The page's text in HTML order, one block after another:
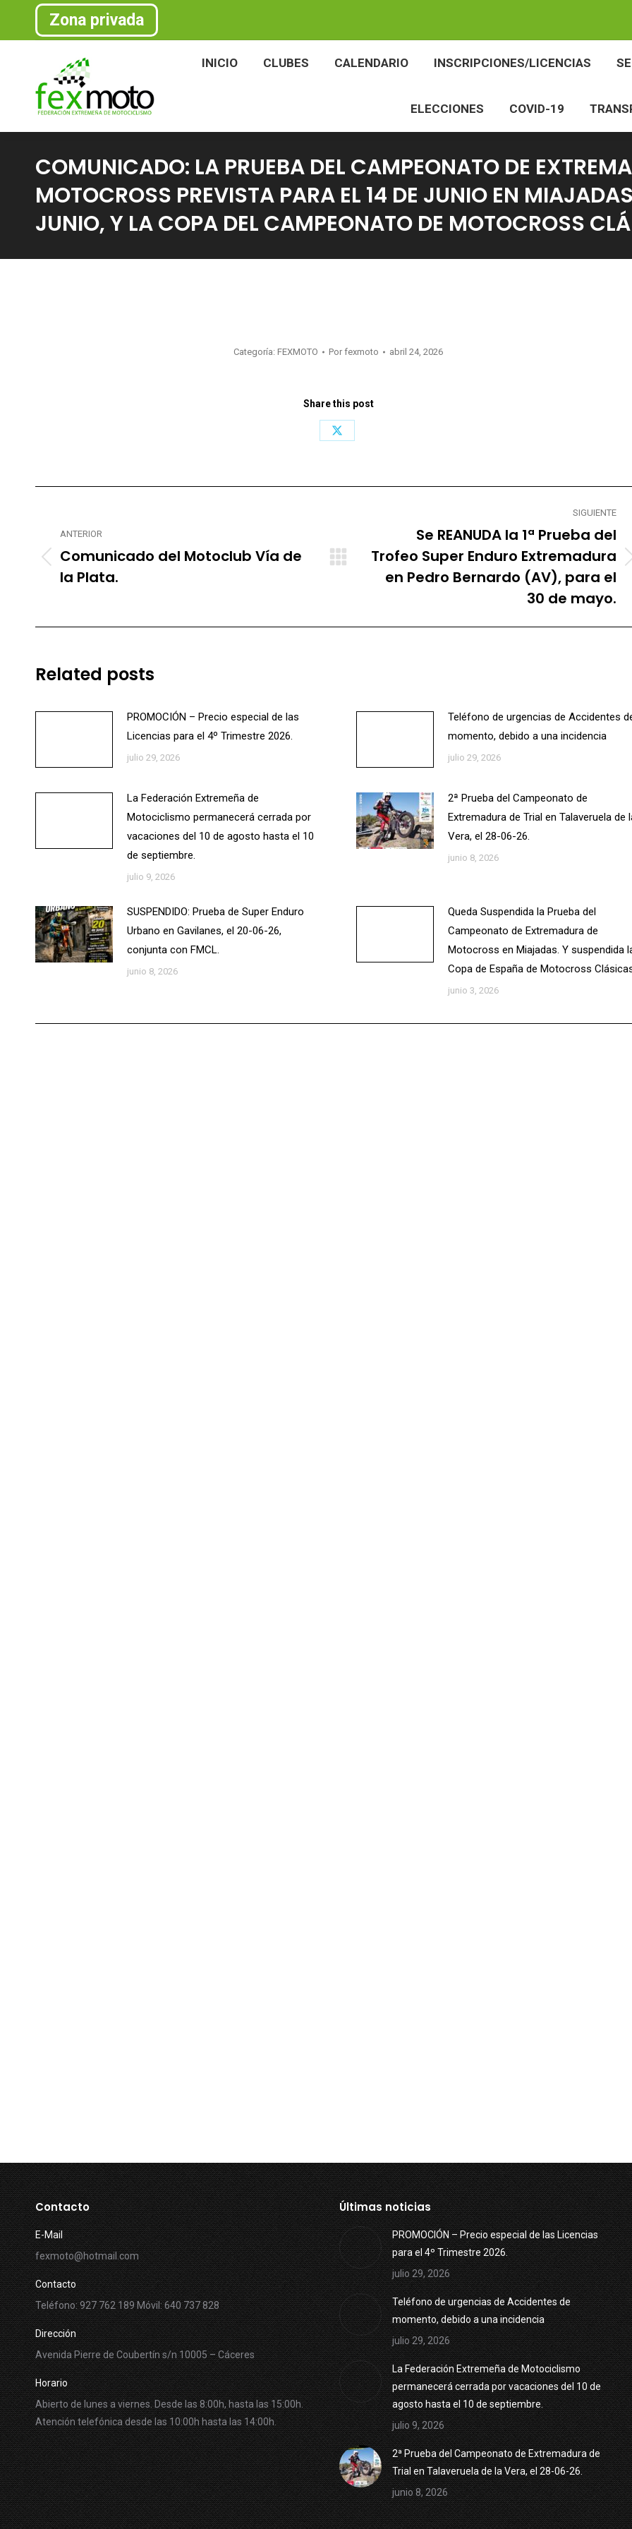
Zona privada
INICIO CLUBES CALENDARIO INSCRIPCIONES/LICENCIAS
ELECCIONES COVID-19
COMUNICADO: LA PRUEBA DEL CAMPEONATO DE
MOTOCROSS PREVISTA PARA EL 14 DE JUNIO EN
JUNIO, Y LA COPA DEL CAMPEONATO DE MOTOCROSS
Categoría: FEXMOTO Por fexmoto abril 24, 2026
Share this post
Share
entre
publicaciones
ANTERIOR
Publicación
anterior:
Comunicado del Motoclub Vía de
la Plata.
SIGUIENTE
Publicación
siguiente:
Se REANUDA la 1ª Prueba del
Trofeo Super Enduro Extremadura
en Pedro Bernardo (AV), para el
30 de mayo.
Related posts
PROMOCIÓN – Precio especial de las
Licencias para el 4º Trimestre 2026.
julio 29, 2026
Teléfono de urgencias de Accidentes
momento, debido a una incidencia
julio 29, 2026
La Federación Extremeña de
Motociclismo permanecerá cerrada por
vacaciones del 10 de agosto hasta el 10
de septiembre.
julio 9, 2026
2ª Prueba del Campeonato de
Extremadura de Trial en Talaveruela de
Vera, el 28-06-26.
junio 8, 2026
SUSPENDIDO: Prueba de Super Enduro
Urbano en Gavilanes, el 20-06-26,
conjunta con FMCL.
junio 8, 2026
Queda Suspendida la Prueba del
Campeonato de Extremadura de
Motocross en Miajadas. Y suspendida
Copa de España de Motocross
junio 3, 2026
Contacto
E-Mail
fexmoto@hotmail.com
Contacto
Teléfono: 927 762 189 Móvil: 640 737 828
Dirección
Avenida Pierre de Coubertín s/n 10005 – Cáceres
Horario
Abierto de lunes a viernes. Desde las 8:00h, hasta las 15:00h.
Atención telefónica desde las 10:00h hasta las 14:00h.
Últimas noticias
PROMOCIÓN – Precio especial de las Licencias
para el 4º Trimestre 2026.
julio 29, 2026
Teléfono de urgencias de Accidentes de
momento, debido a una incidencia
julio 29, 2026
La Federación Extremeña de Motociclismo
permanecerá cerrada por vacaciones del 10 de
agosto hasta el 10 de septiembre.
julio 9, 2026
2ª Prueba del Campeonato de Extremadura de
Trial en Talaveruela de la Vera, el 28-06-26.
junio 8, 2026
ELECCIONES COVID-19